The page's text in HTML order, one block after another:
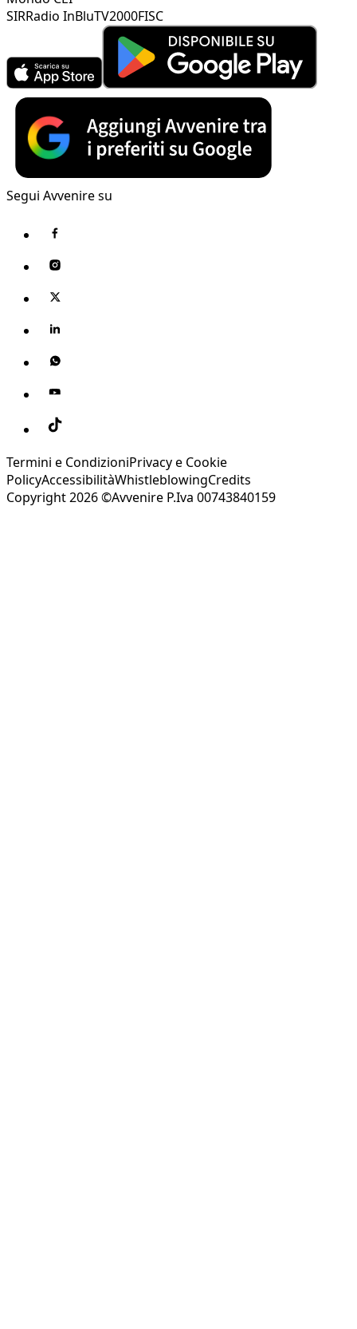
SIRRadio InBluTV2000FISC
Segui Avvenire su
Termini e CondizioniPrivacy e Cookie
PolicyAccessibilitàWhistleblowingCredits
Copyright 2026 ©Avvenire P.Iva 00743840159